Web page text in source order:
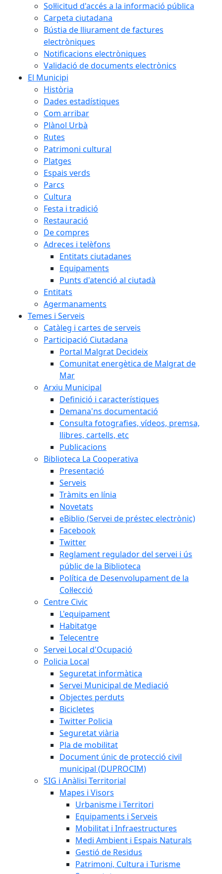
Sol·licitud d'accés a la informació pública
Carpeta ciutadana
Bústia de lliurament de factures
electròniques
Notificacions electròniques
Validació de documents electrònics
El Municipi
Història
Dades estadístiques
Com arribar
Plànol Urbà
Rutes
Patrimoni cultural
Platges
Espais verds
Parcs
Cultura
Festa i tradició
Restauració
De compres
Adreces i telèfons
Entitats ciutadanes
Equipaments
Punts d'atenció al ciutadà
Entitats
Agermanaments
Temes i Serveis
Catàleg i cartes de serveis
Participació Ciutadana
Portal Malgrat Decideix
Comunitat energètica de Malgrat de
Mar
Arxiu Municipal
Definició i característiques
Demana'ns documentació
Consulta fotografies, vídeos, premsa,
llibres, cartells, etc
Publicacions
Biblioteca La Cooperativa
Presentació
Serveis
Tràmits en línia
Novetats
eBiblio (Servei de préstec electrònic)
Facebook
Twitter
Reglament regulador del servei i ús
públic de la Biblioteca
Política de Desenvolupament de la
Col·lecció
Centre Civic
L'equipament
Habitatge
Telecentre
Servei Local d'Ocupació
Policia Local
Seguretat informàtica
Servei Municipal de Mediació
Objectes perduts
Bicicletes
Twitter Policia
Seguretat viària
Pla de mobilitat
Document únic de protecció civil
municipal (DUPROCIM)
SIG i Anàlisi Territorial
Mapes i Visors
Urbanisme i Territori
Equipaments i Serveis
Mobilitat i Infraestructures
Medi Ambient i Espais Naturals
Gestió de Residus
Patrimoni, Cultura i Turisme